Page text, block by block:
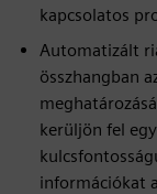
kapcsolatos
Automatizált
összhangban
kerüljön fel
információkat